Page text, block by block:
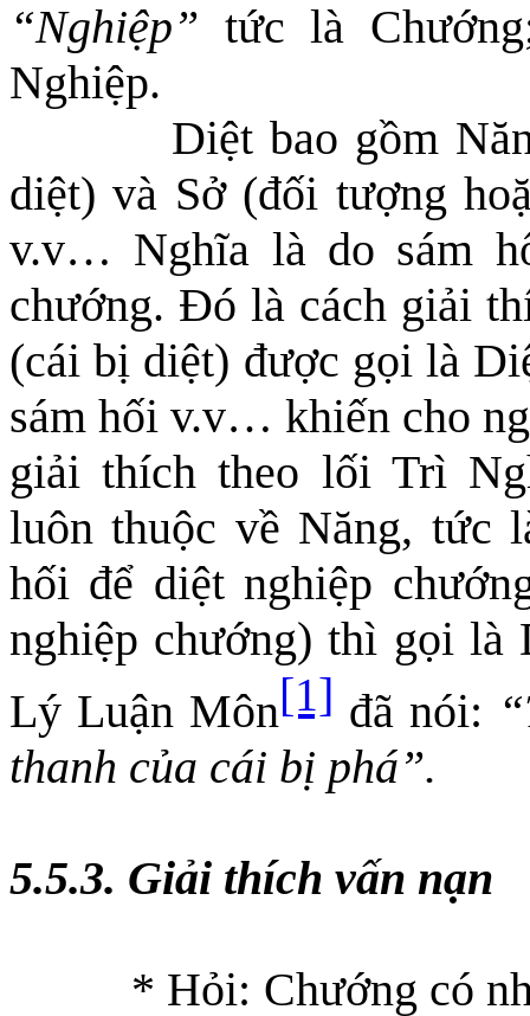
“Nghiệp” tức là
Nghiệp.
Diệt bao gồm N
diệt) và Sở (đối tượng
v.v… Nghĩa là do sám
chướng. Đó là cách giải
(cái bị diệt) được gọi là
sám hối v.v… khiến cho
giải thích theo lối Trì
luôn thuộc về Năng, tức
hối để diệt nghiệp
nghiệp chướng) thì gọi là
Lý Luận Môn[1] đã nói:
thanh của cái bị phá”.
5.5.3. Giải thích vấn nạn
* Hỏi: Chướng có